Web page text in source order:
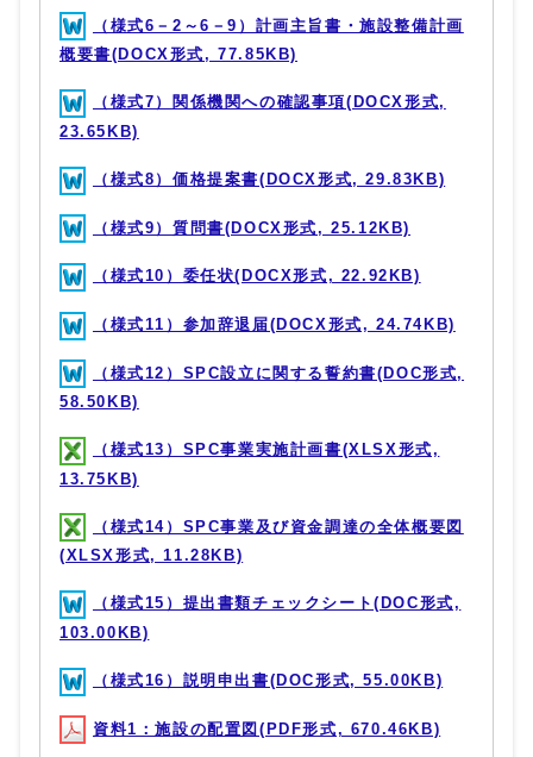
（様式6－2～6－9）計画主旨書・施設整備計画
概要書(DOCX形式, 77.85KB)
（様式7）関係機関への確認事項(DOCX形式,
23.65KB)
（様式8）価格提案書(DOCX形式, 29.83KB)
（様式9）質問書(DOCX形式, 25.12KB)
（様式10）委任状(DOCX形式, 22.92KB)
（様式11）参加辞退届(DOCX形式, 24.74KB)
（様式12）SPC設立に関する誓約書(DOC形式,
58.50KB)
（様式13）SPC事業実施計画書(XLSX形式,
13.75KB)
（様式14）SPC事業及び資金調達の全体概要図
(XLSX形式, 11.28KB)
（様式15）提出書類チェックシート(DOC形式,
103.00KB)
（様式16）説明申出書(DOC形式, 55.00KB)
資料1：施設の配置図(PDF形式, 670.46KB)